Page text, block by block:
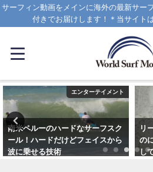
サーフィン動画をメインに海外の最新サー
付きでお届けします！＊当サイト
エンターテイメント
南米ペルーのハードなサーフスク
ール！ハードだけどフェイスから
波に乗せる技術
リ
の
し